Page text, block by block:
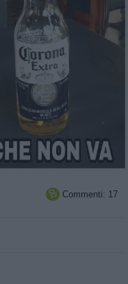
 Commenti: 17